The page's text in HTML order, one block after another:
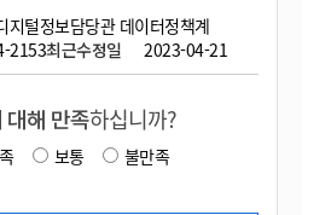
지털정보담당관 데이터정책계
2153최근수정일 2023-04-21
대해 만족하십니까?
보통
불만족